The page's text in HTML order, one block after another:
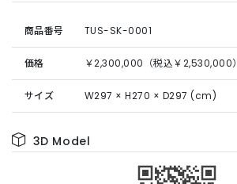
商品番号 TUS-SK-0001
価格 ￥2,300,000 （税込￥2,530,000）
サイズ W297 × H270 × D297 (cm)
3D Model